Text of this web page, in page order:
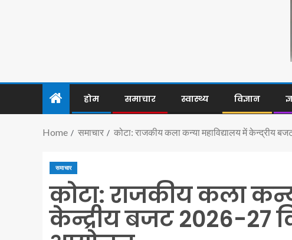
होम समाचार स्वास्थ्य विज्ञान
Home समाचार कोटा: राजकीय कला कन्या महाविद्यालय में केन्द्रीय
समाचार
कोटा: राजकीय कला
केन्द्रीय बजट 2026-27